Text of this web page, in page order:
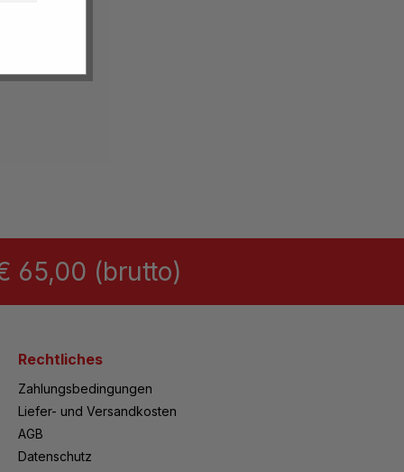
65,00 (brutto)
Rechtliches
Zahlungsbedingungen
Liefer- und Versandkosten
AGB
Datenschutz